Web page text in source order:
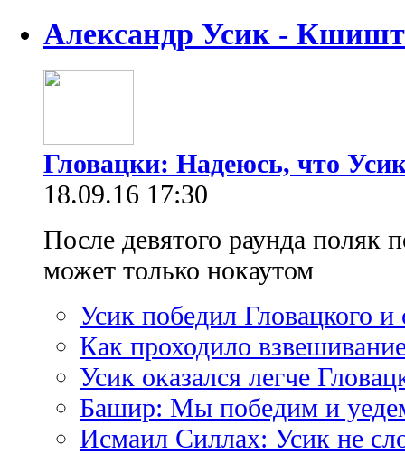
Александр Усик -
Гловацки: Надеюсь, что
18.09.16 17:30
После девятого раунда поляк
может только нокаутом
Усик победил Гловацкого
Как проходило
Усик оказался легче
Башир: Мы победим и
Исмаил Силлах: Усик не